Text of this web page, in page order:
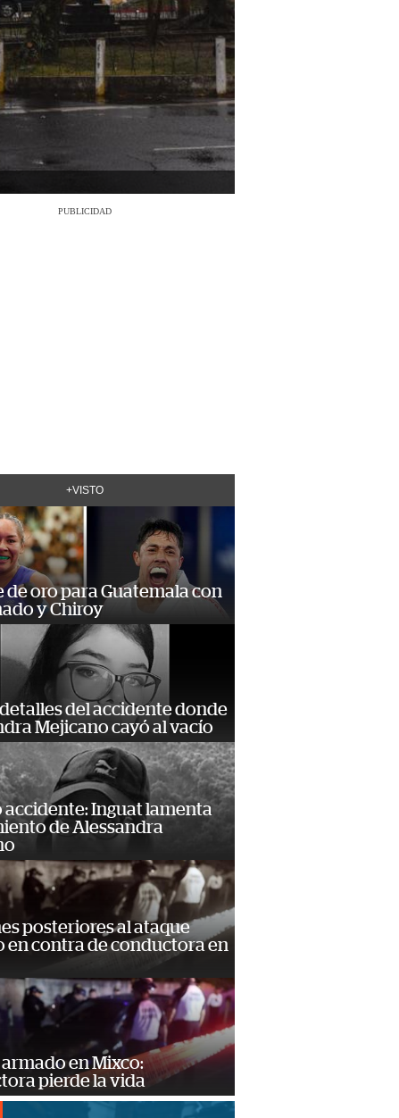
PUBLICIDAD
+VISTO
de oro para Guatemala con
y Chiroy
del accidente donde
Mejicano cayó al vacío
accidente: Inguat lamenta
de Alessandra
posteriores al ataque
en contra de conductora en
en Mixco:
pierde la vida